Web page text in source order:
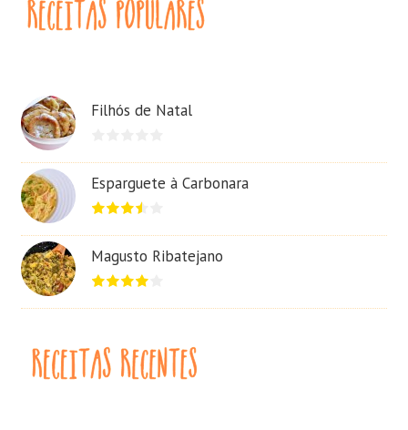
Filhós de Natal
Esparguete à Carbonara
Magusto Ribatejano